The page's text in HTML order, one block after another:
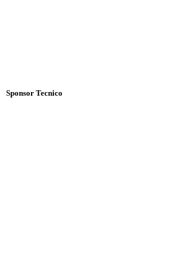
Sponsor Tecnico